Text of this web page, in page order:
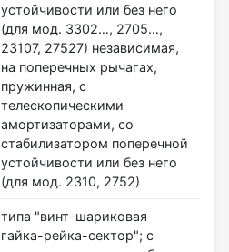
устойчивости или без него
(для мод. 3302…, 2705…,
23107, 27527) независимая,
на поперечных рычагах,
пружинная, с
телескопическими
амортизаторами, со
стабилизатором поперечной
устойчивости или без него
(для мод. 2310, 2752)
типа "винт-шариковая
гайка-рейка-сектор"; с